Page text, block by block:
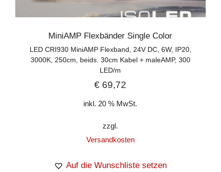
MiniAMP Flexbänder Single Color
LED CRI930 MiniAMP Flexband, 24V DC, 6W, IP20,
3000K, 250cm, beids. 30cm Kabel + maleAMP, 300
LED/m
€ 69,72
inkl. 20 % MwSt.
zzgl.
Versandkosten
Auf die Wunschliste setzen